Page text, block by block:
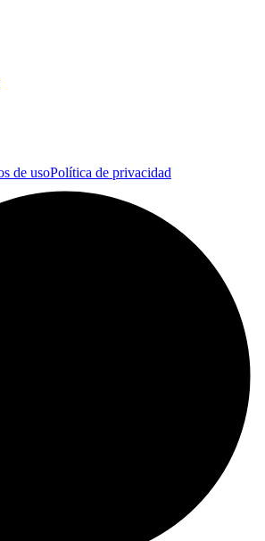
de usoPolítica de privacidad